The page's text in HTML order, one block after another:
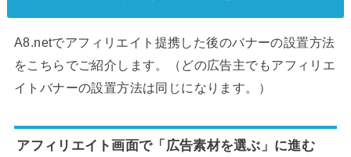
A8.netでアフィリエイト提携した後のバナーの設置方法
をこちらでご紹介します。（どの広告主でもアフィリエ
イトバナーの設置方法は同じになります。）
アフィリエイト画面で「広告素材を選ぶ」に進む